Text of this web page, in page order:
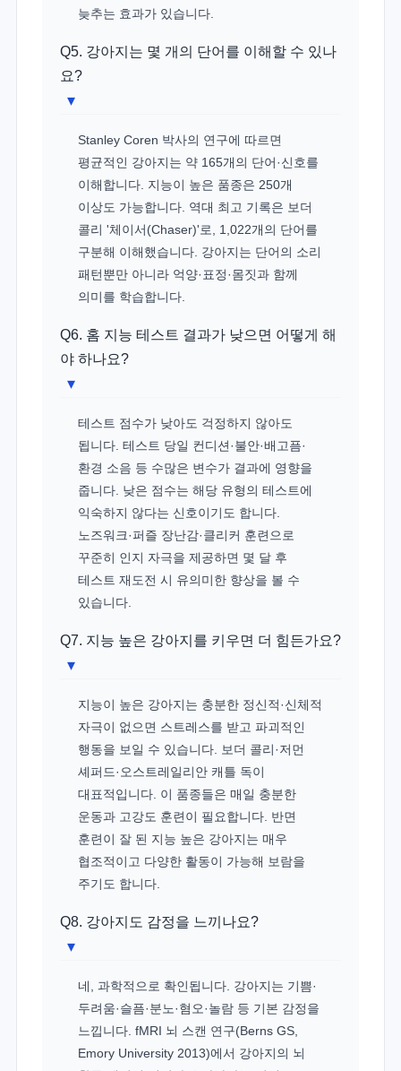
늦추는 효과가 있습니다.
Q5. 강아지는 몇 개의 단어를 이해할 수 있나
요?
▾
Stanley Coren 박사의 연구에 따르면
평균적인 강아지는 약 165개의 단어·신호를
이해합니다. 지능이 높은 품종은 250개
이상도 가능합니다. 역대 최고 기록은 보더
콜리 '체이서(Chaser)'로, 1,022개의 단어를
구분해 이해했습니다. 강아지는 단어의 소리
패턴뿐만 아니라 억양·표정·몸짓과 함께
의미를 학습합니다.
Q6. 홈 지능 테스트 결과가 낮으면 어떻게 해
야 하나요?
▾
테스트 점수가 낮아도 걱정하지 않아도
됩니다. 테스트 당일 컨디션·불안·배고픔·
환경 소음 등 수많은 변수가 결과에 영향을
줍니다. 낮은 점수는 해당 유형의 테스트에
익숙하지 않다는 신호이기도 합니다.
노즈워크·퍼즐 장난감·클리커 훈련으로
꾸준히 인지 자극을 제공하면 몇 달 후
테스트 재도전 시 유의미한 향상을 볼 수
있습니다.
Q7. 지능 높은 강아지를 키우면 더 힘든가요?
▾
지능이 높은 강아지는 충분한 정신적·신체적
자극이 없으면 스트레스를 받고 파괴적인
행동을 보일 수 있습니다. 보더 콜리·저먼
셰퍼드·오스트레일리안 캐틀 독이
대표적입니다. 이 품종들은 매일 충분한
운동과 고강도 훈련이 필요합니다. 반면
훈련이 잘 된 지능 높은 강아지는 매우
협조적이고 다양한 활동이 가능해 보람을
주기도 합니다.
Q8. 강아지도 감정을 느끼나요?
▾
네, 과학적으로 확인됩니다. 강아지는 기쁨·
두려움·슬픔·분노·혐오·놀람 등 기본 감정을
느낍니다. fMRI 뇌 스캔 연구(Berns GS,
Emory University 2013)에서 강아지의 뇌